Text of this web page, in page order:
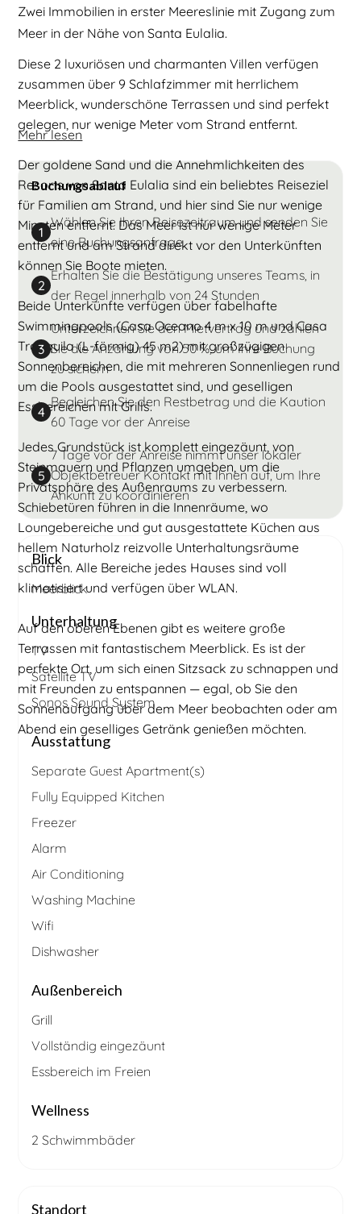
Zwei Immobilien in erster Meereslinie mit Zugang zum
Meer in der Nähe von Santa Eulalia.
Diese 2 luxuriösen und charmanten Villen verfügen
zusammen über 9 Schlafzimmer mit herrlichem
Meerblick, wunderschöne Terrassen und sind perfekt
gelegen, nur wenige Meter vom Strand entfernt.
Der goldene Sand und die Annehmlichkeiten des
Resorts von Santa Eulalia sind ein beliebtes Reiseziel
für Familien am Strand, und hier sind Sie nur wenige
Minuten entfernt. Das Meer ist nur wenige Meter
entfernt und am Strand direkt vor den Unterkünften
können Sie Boote mieten.
Beide Unterkünfte verfügen über fabelhafte
Swimmingpools (Casa Oceano 4 m x 10 m und Casa
Tranquila (L-förmig) 45 m2) mit großzügigen
Sonnenbereichen, die mit mehreren Sonnenliegen rund
um die Pools ausgestattet sind, und geselligen
Essbereichen mit Grills.
Jedes Grundstück ist komplett eingezäunt, von
Steinmauern und Pflanzen umgeben, um die
Privatsphäre des Außenraums zu verbessern.
Schiebetüren führen in die Innenräume, wo
Loungebereiche und gut ausgestattete Küchen aus
hellem Naturholz reizvolle Unterhaltungsräume
schaffen. Alle Bereiche jedes Hauses sind voll
klimatisiert und verfügen über WLAN.
Auf den oberen Ebenen gibt es weitere große
Terrassen mit fantastischem Meerblick. Es ist der
perfekte Ort, um sich einen Sitzsack zu schnappen und
mit Freunden zu entspannen — egal, ob Sie den
Sonnenaufgang über dem Meer beobachten oder am
Abend ein geselliges Getränk genießen möchten.
Mehr lesen
Buchungsablauf
1
Wählen Sie Ihren Reisezeitraum und senden Sie
eine Buchungsanfrage
2
Erhalten Sie die Bestätigung unseres Teams, in
der Regel innerhalb von 24 Stunden
3
Unterzeichnen Sie den Mietvertrag und zahlen
Sie die Anzahlung von 50 %, um Ihre Buchung
zu sichern
4
Begleichen Sie den Restbetrag und die Kaution
60 Tage vor der Anreise
5
7 Tage vor der Anreise nimmt unser lokaler
Objektbetreuer Kontakt mit Ihnen auf, um Ihre
Ankunft zu koordinieren
Blick
Meerblick
Unterhaltung
TV
Satellite TV
Sonos Sound System
Ausstattung
Separate Guest Apartment(s)
Fully Equipped Kitchen
Freezer
Alarm
Air Conditioning
Washing Machine
Wifi
Dishwasher
Außenbereich
Grill
Vollständig eingezäunt
Essbereich im Freien
Wellness
2 Schwimmbäder
Standort